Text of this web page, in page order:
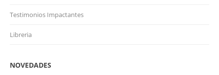
Testimonios Impactantes
Libreria
NOVEDADES